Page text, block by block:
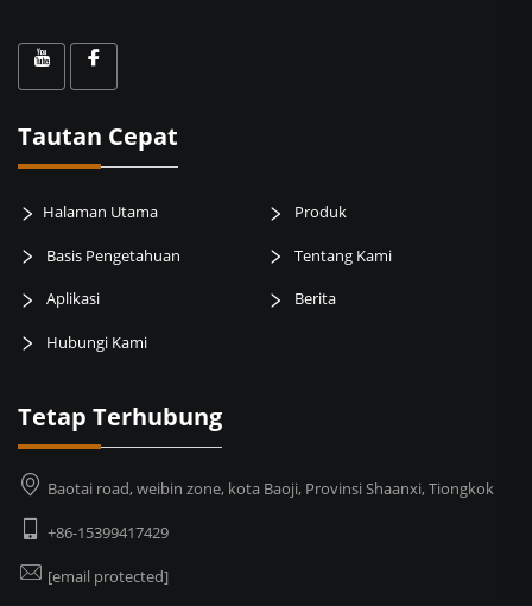
Tautan Cepat
Halaman Utama Produk
Basis Pengetahuan Tentang Kami
Aplikasi Berita
Hubungi Kami
Tetap Terhubung
Baotai road, weibin zone, kota Baoji, Provinsi Shaanxi, Tiongkok
+86-15399417429
[email protected]